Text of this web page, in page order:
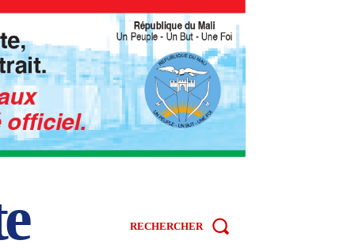
RECHERCHER